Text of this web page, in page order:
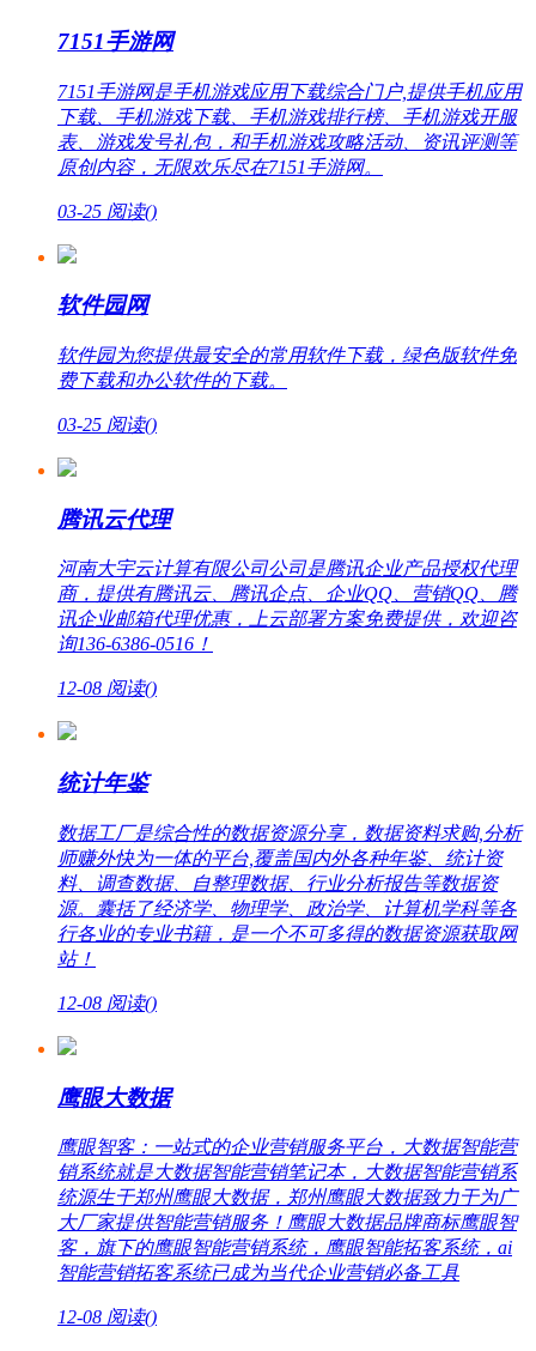
7151手游网
7151手游网是手机游戏应用下载综合门户,提供手机应用
下载、手机游戏下载、手机游戏排行榜、手机游戏开服
表、游戏发号礼包，和手机游戏攻略活动、资讯评测等
原创内容，无限欢乐尽在7151手游网。
03-25 阅读()
软件园网
软件园为您提供最安全的常用软件下载，绿色版软件免
费下载和办公软件的下载。
03-25 阅读()
腾讯云代理
河南大宇云计算有限公司公司是腾讯企业产品授权代理
商，提供有腾讯云、腾讯企点、企业QQ、营销QQ、腾
讯企业邮箱代理优惠，上云部署方案免费提供，欢迎咨
询136-6386-0516！
12-08 阅读()
统计年鉴
数据工厂是综合性的数据资源分享，数据资料求购,分析
师赚外快为一体的平台,覆盖国内外各种年鉴、统计资
料、调查数据、自整理数据、行业分析报告等数据资
源。囊括了经济学、物理学、政治学、计算机学科等各
行各业的专业书籍，是一个不可多得的数据资源获取网
站！
12-08 阅读()
鹰眼大数据
鹰眼智客：一站式的企业营销服务平台，大数据智能营
销系统就是大数据智能营销笔记本，大数据智能营销系
统源生于郑州鹰眼大数据，郑州鹰眼大数据致力于为广
大厂家提供智能营销服务！鹰眼大数据品牌商标鹰眼智
客，旗下的鹰眼智能营销系统，鹰眼智能拓客系统，ai
智能营销拓客系统已成为当代企业营销必备工具
12-08 阅读()